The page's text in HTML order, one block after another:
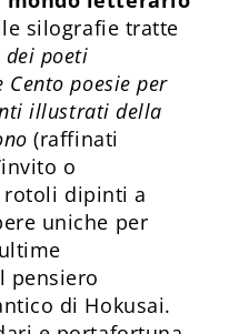
silografie tratte
dei poeti
Cento poesie per
illustrati della
(raffinati
o
dipinti a
uniche per
pensiero
di Hokusai.